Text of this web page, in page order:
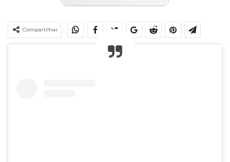
Compartilhar